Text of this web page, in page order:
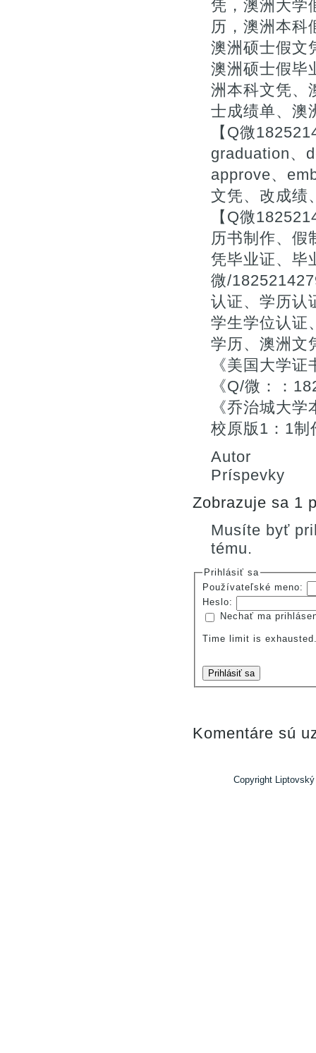
凭，澳洲大学
历，澳洲本科
澳洲硕士假文
澳洲硕士假毕
洲本科文凭、
士成绩单、澳
【Q微
graduation、
approve、
文凭、改成绩
【Q微
历书制作、假
凭毕业证、毕
微/
认证、学历认
学生学位认证
学历、澳洲文
《美国大学
《Q/微：：
《乔治城大
校原版1：1制
Autor
Príspevky
Zobrazuje sa 1
Musíte byť
tému.
Prihlásiť sa
Používateľské meno:
Heslo:
Nechať ma
Time limit is
Prihlásiť sa
Komentáre sú
Copyright